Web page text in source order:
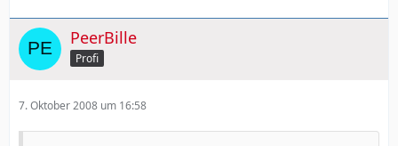
PeerBille
Profi
7. Oktober 2008 um 16:58